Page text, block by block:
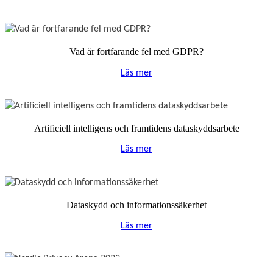
Vad är fortfarande fel med GDPR?
Läs mer
Artificiell intelligens och framtidens dataskyddsarbete
Läs mer
Dataskydd och informationssäkerhet
Läs mer